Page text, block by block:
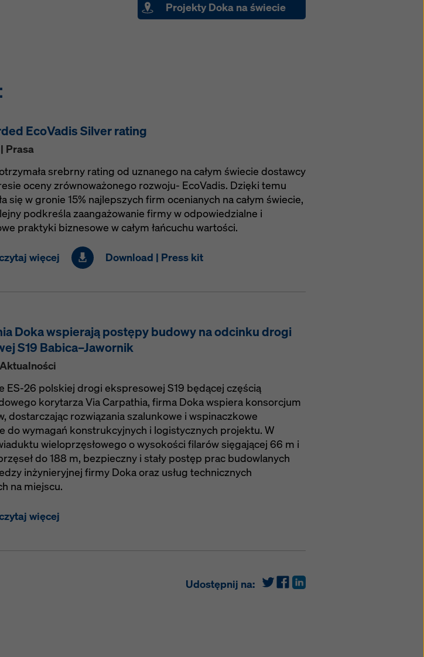
Projekty Doka na świecie
EcoVadis Silver rating
Prasa
srebrny rating od uznanego na całym świecie dostawcy
oceny zrównoważonego rozwoju- EcoVadis. Dzięki temu
się w gronie 15% najlepszych firm ocenianych na całym świecie,
podkreśla zaangażowanie firmy w odpowiedzialne i
praktyki biznesowe w całym łańcuchu wartości.
więcej Download | Press kit
Doka wspierają postępy budowy na odcinku drogi
S19 Babica–Jawornik
ES-26 polskiej drogi ekspresowej S19 będącej częścią
korytarza Via Carpathia, firma Doka wspiera konsorcjum
dostarczając rozwiązania szalunkowe i wspinaczkowe
do wymagań konstrukcyjnych i logistycznych projektu. W
wieloprzęsłowego o wysokości filarów sięgającej 66 m i
do 188 m, bezpieczny i stały postęp prac budowlanych
inżynieryjnej firmy Doka oraz usług technicznych
na miejscu.
więcej
Udostępnij na: